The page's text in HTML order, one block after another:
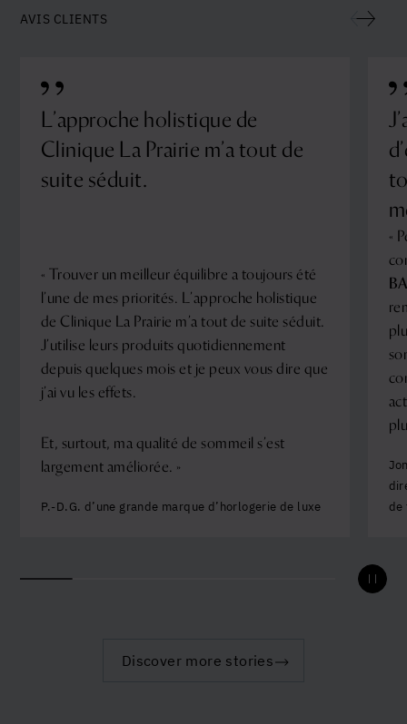
AVIS CLIENTS
L’approche holistique de
Clinique La Prairie m’a tout de
suite séduit.
« Trouver un meilleur équilibre a toujours été
l’une de mes priorités. L’approche holistique
de Clinique La Prairie m’a tout de suite séduit.
J’utilise leurs produits quotidiennement
depuis quelques mois et je peux vous dire que
j’ai vu les effets.
Et, surtout, ma qualité de sommeil s’est
largement améliorée. »
P.-D.G. d’une grande marque d’horlogerie de luxe
«
de
Pause
Discover more stories